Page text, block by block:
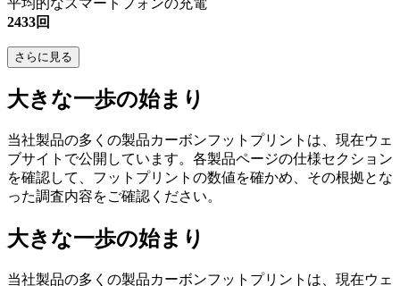
2433回
さらに見る
大きな一歩の始まり
当社製品の多くの製品カーボンフットプリントは、現在ウェ
ブサイトで公開しています。各製品ページの仕様セクション
を確認して、フットプリントの数値を確かめ、その根拠とな
った調査内容をご確認ください。
大きな一歩の始まり
当社製品の多くの製品カーボンフットプリントは、現在ウェ